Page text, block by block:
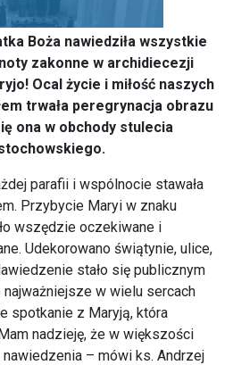
Boża nawiedziła wszystkie
zakonne w archidiecezji
Ocal życie i miłość naszych
trwała peregrynacja obrazu
ona w obchody stulecia
parafii i wspólnocie stawała
Przybycie Maryi w znaku
wszędzie oczekiwane i
Udekorowano świątynie, ulice,
stało się publicznym
w wielu sercach
spotkanie z Maryją, która
nadzieję, że w większości
– mówi ks. Andrzej